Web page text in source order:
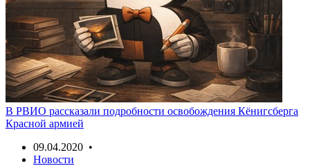
В РВИО рассказали подробности освобождения Кёнигсберга
Красной армией
09.04.2020 •
Новости